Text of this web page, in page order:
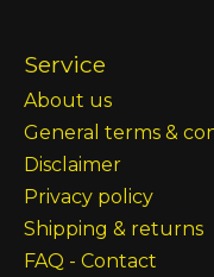
Service
About us
General terms &
Disclaimer
Privacy policy
Shipping & returns
FAQ - Contact